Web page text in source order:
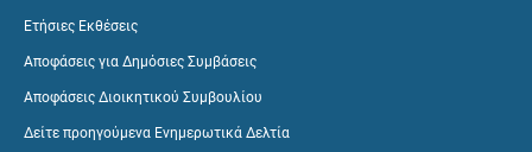
Ετήσιες Εκθέσεις
Αποφάσεις για Δημόσιες Συμβάσεις
Αποφάσεις Διοικητικού Συμβουλίου
Δείτε προηγούμενα Ενημερωτικά Δελτία